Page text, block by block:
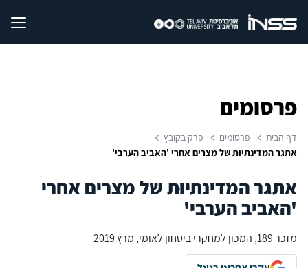
פרסומים
דף הבית פרסומים
פרק בקובץ
אתגר המדינתיוּת של מצרים אחרי 'האביב הערבי'
אתגר המדינתיוּת של מצרים אחרי
'האביב הערבי'
מזכר 189, המכון למחקרי ביטחון לאומי, מרץ 2019